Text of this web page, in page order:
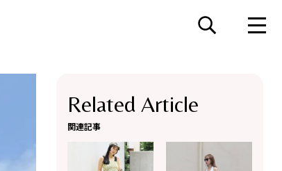
Related Article
関連記事